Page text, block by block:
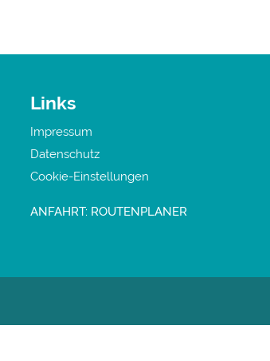
Links
Impressum
Datenschutz
Cookie-Einstellungen
ANFAHRT: ROUTENPLANER